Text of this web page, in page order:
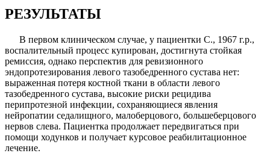
РЕЗУЛЬТАТЫ
В первом клиническом случае, у пациентки С., 1967 г.р.,
воспалительный процесс купирован, достиг­нута стойкая
ремиссия, однако перспектив для реви­зионного
эндопротезирования левого тазобедренного сустава нет:
выраженная потеря костной ткани в об­ласти левого
тазобедренного сустава, высокие риски рецидива
перипротезной инфекции, сохраняющиеся явления
нейропатии седалищного, малоберцового, большеберцового
нервов слева. Пациентка продолжает передвигаться при
помощи ходунков и получает курсо­вое реабилитационное
лечение.